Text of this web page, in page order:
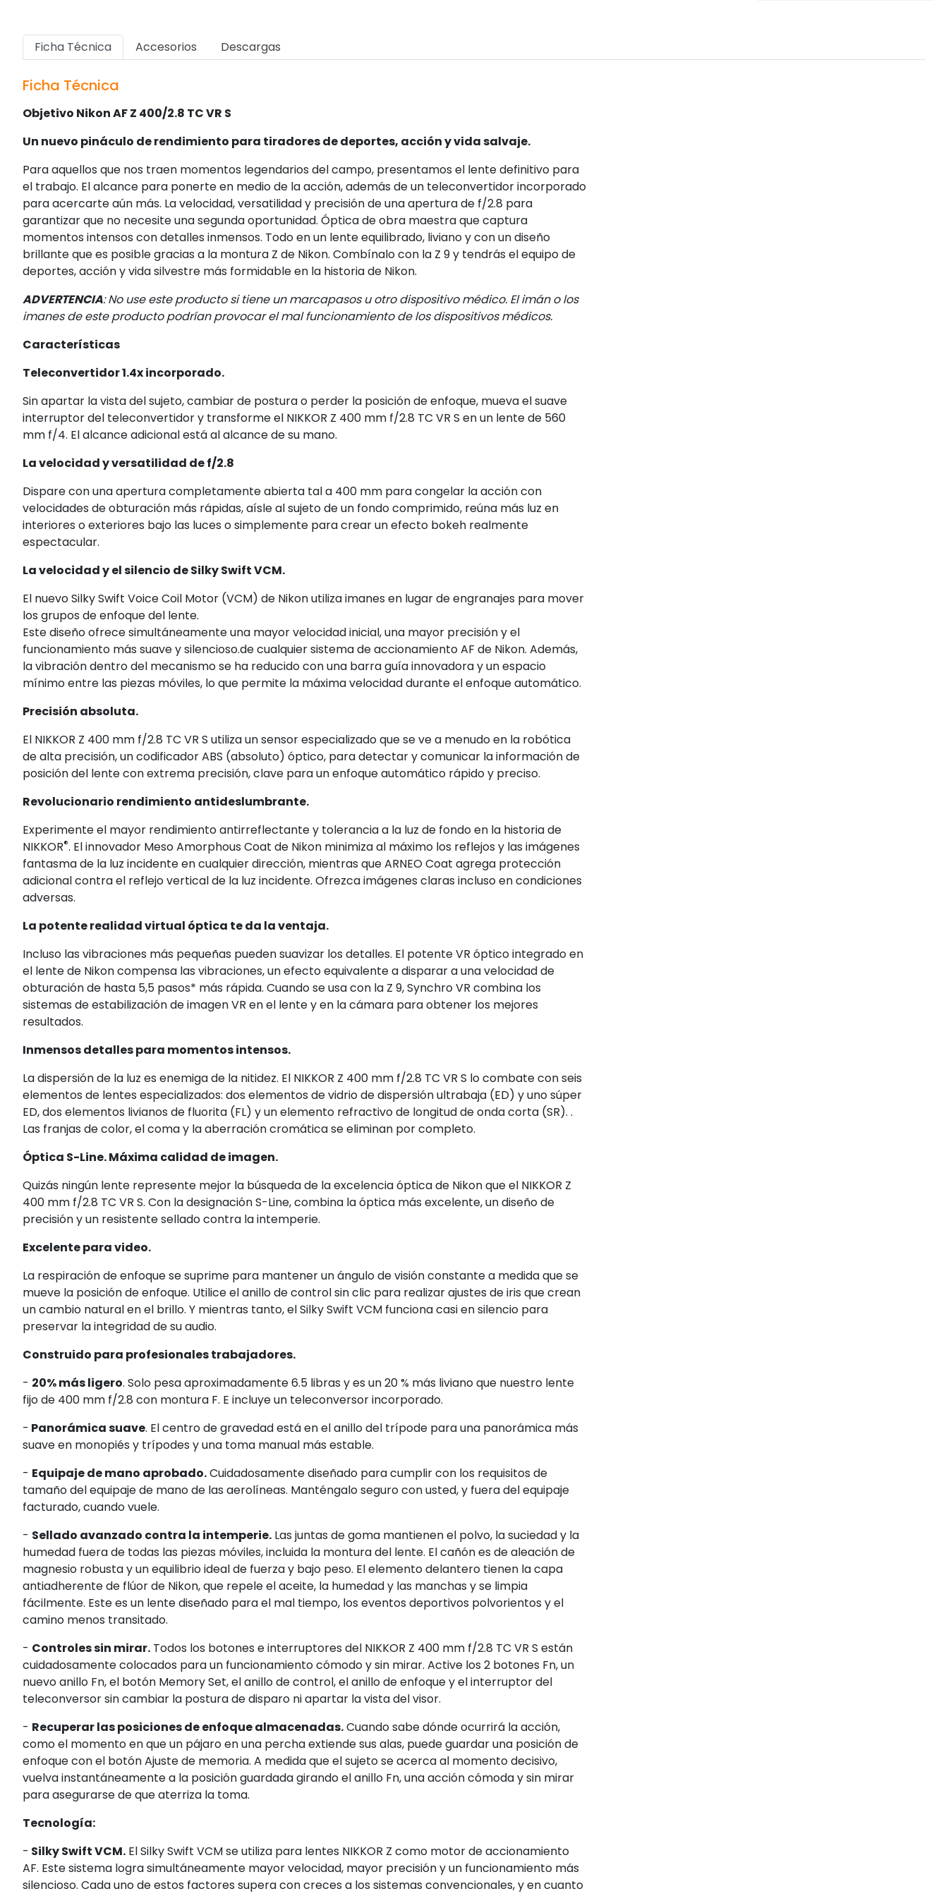
Ficha Técnica Accesorios Descargas
Ficha Técnica
Objetivo Nikon AF Z 400/2.8 TC VR S
Un nuevo pináculo de rendimiento para tiradores de deportes, acción y vida salvaje.
Para aquellos que nos traen momentos legendarios del campo, presentamos el lente definitivo para
el trabajo. El alcance para ponerte en medio de la acción, además de un teleconvertidor incorporado
para acercarte aún más. La velocidad, versatilidad y precisión de una apertura de f/2.8 para
garantizar que no necesite una segunda oportunidad. Óptica de obra maestra que captura
momentos intensos con detalles inmensos. Todo en un lente equilibrado, liviano y con un diseño
brillante que es posible gracias a la montura Z de Nikon. Combínalo con la Z 9 y tendrás el equipo de
deportes, acción y vida silvestre más formidable en la historia de Nikon.
ADVERTENCIA: No use este producto si tiene un marcapasos u otro dispositivo médico. El imán o los
imanes de este producto podrían provocar el mal funcionamiento de los dispositivos médicos.
Características
Teleconvertidor 1.4x incorporado.
Sin apartar la vista del sujeto, cambiar de postura o perder la posición de enfoque, mueva el suave
interruptor del teleconvertidor y transforme el NIKKOR Z 400 mm f/2.8 TC VR S en un lente de 560
mm f/4. El alcance adicional está al alcance de su mano.
La velocidad y versatilidad de f/2.8
Dispare con una apertura completamente abierta tal a 400 mm para congelar la acción con
velocidades de obturación más rápidas, aísle al sujeto de un fondo comprimido, reúna más luz en
interiores o exteriores bajo las luces o simplemente para crear un efecto bokeh realmente
espectacular.
La velocidad y el silencio de Silky Swift VCM.
El nuevo Silky Swift Voice Coil Motor (VCM) de Nikon utiliza imanes en lugar de engranajes para mover
los grupos de enfoque del lente.
Este diseño ofrece simultáneamente una mayor velocidad inicial, una mayor precisión y el
funcionamiento más suave y silencioso.de cualquier sistema de accionamiento AF de Nikon. Además,
la vibración dentro del mecanismo se ha reducido con una barra guía innovadora y un espacio
mínimo entre las piezas móviles, lo que permite la máxima velocidad durante el enfoque automático.
Precisión absoluta.
El NIKKOR Z 400 mm f/2.8 TC VR S utiliza un sensor especializado que se ve a menudo en la robótica
de alta precisión, un codificador ABS (absoluto) óptico, para detectar y comunicar la información de
posición del lente con extrema precisión, clave para un enfoque automático rápido y preciso.
Revolucionario rendimiento antideslumbrante.
Experimente el mayor rendimiento antirreflectante y tolerancia a la luz de fondo en la historia de
NIKKOR®. El innovador Meso Amorphous Coat de Nikon minimiza al máximo los reflejos y las imágenes
fantasma de la luz incidente en cualquier dirección, mientras que ARNEO Coat agrega protección
adicional contra el reflejo vertical de la luz incidente. Ofrezca imágenes claras incluso en condiciones
adversas.
La potente realidad virtual óptica te da la ventaja.
Incluso las vibraciones más pequeñas pueden suavizar los detalles. El potente VR óptico integrado en
el lente de Nikon compensa las vibraciones, un efecto equivalente a disparar a una velocidad de
obturación de hasta 5,5 pasos* más rápida. Cuando se usa con la Z 9, Synchro VR combina los
sistemas de estabilización de imagen VR en el lente y en la cámara para obtener los mejores
resultados.
Inmensos detalles para momentos intensos.
La dispersión de la luz es enemiga de la nitidez. El NIKKOR Z 400 mm f/2.8 TC VR S lo combate con seis
elementos de lentes especializados: dos elementos de vidrio de dispersión ultrabaja (ED) y uno súper
ED, dos elementos livianos de fluorita (FL) y un elemento refractivo de longitud de onda corta (SR). .
Las franjas de color, el coma y la aberración cromática se eliminan por completo.
Óptica S-Line. Máxima calidad de imagen.
Quizás ningún lente represente mejor la búsqueda de la excelencia óptica de Nikon que el NIKKOR Z
400 mm f/2.8 TC VR S. Con la designación S-Line, combina la óptica más excelente, un diseño de
precisión y un resistente sellado contra la intemperie.
Excelente para video.
La respiración de enfoque se suprime para mantener un ángulo de visión constante a medida que se
mueve la posición de enfoque. Utilice el anillo de control sin clic para realizar ajustes de iris que crean
un cambio natural en el brillo. Y mientras tanto, el Silky Swift VCM funciona casi en silencio para
preservar la integridad de su audio.
Construido para profesionales trabajadores.
- 20% más ligero. Solo pesa aproximadamente 6.5 libras y es un 20 % más liviano que nuestro lente
fijo de 400 mm f/2.8 con montura F. E incluye un teleconversor incorporado.
- Panorámica suave. El centro de gravedad está en el anillo del trípode para una panorámica más
suave en monopiés y trípodes y una toma manual más estable.
- Equipaje de mano aprobado.Cuidadosamente diseñado para cumplir con los requisitos de
tamaño del equipaje de mano de las aerolíneas. Manténgalo seguro con usted, y fuera del equipaje
facturado, cuando vuele.
- Sellado avanzado contra la intemperie. Las juntas de goma mantienen el polvo, la suciedad y la
humedad fuera de todas las piezas móviles, incluida la montura del lente. El cañón es de aleación de
magnesio robusta y un equilibrio ideal de fuerza y bajo peso. El elemento delantero tienen la capa
antiadherente de flúor de Nikon, que repele el aceite, la humedad y las manchas y se limpia
fácilmente. Este es un lente diseñado para el mal tiempo, los eventos deportivos polvorientos y el
camino menos transitado.
- Controles sin mirar. Todos los botones e interruptores del NIKKOR Z 400 mm f/2.8 TC VR S están
cuidadosamente colocados para un funcionamiento cómodo y sin mirar. Active los 2 botones Fn, un
nuevo anillo Fn, el botón Memory Set, el anillo de control, el anillo de enfoque y el interruptor del
teleconversor sin cambiar la postura de disparo ni apartar la vista del visor.
- Recuperar las posiciones de enfoque almacenadas.Cuando sabe dónde ocurrirá la acción,
como el momento en que un pájaro en una percha extiende sus alas, puede guardar una posición de
enfoque con el botón Ajuste de memoria. A medida que el sujeto se acerca al momento decisivo,
vuelva instantáneamente a la posición guardada girando el anillo Fn, una acción cómoda y sin mirar
para asegurarse de que aterriza la toma.
Tecnología:
- Silky Swift VCM. El Silky Swift VCM se utiliza para lentes NIKKOR Z como motor de accionamiento
AF. Este sistema logra simultáneamente mayor velocidad, mayor precisión y un funcionamiento más
silencioso. Cada uno de estos factores supera con creces a los sistemas convencionales, y en cuanto